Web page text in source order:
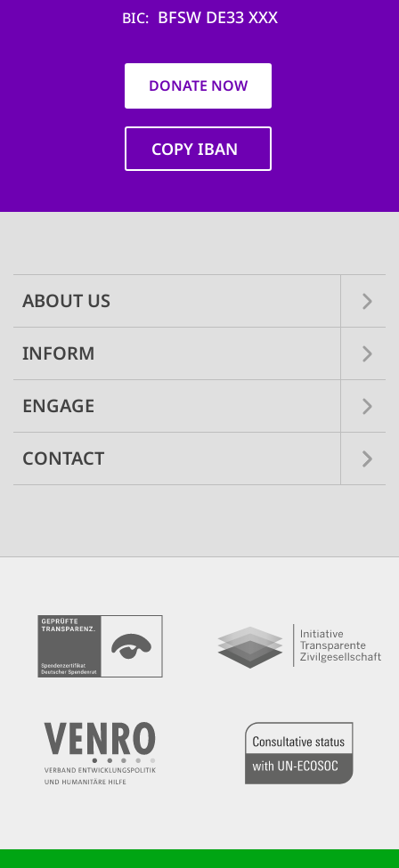
BIC BFSW DE33 XXX
DONATE NOW
COPY IBAN
ABOUT US
INFORM
ENGAGE
CONTACT